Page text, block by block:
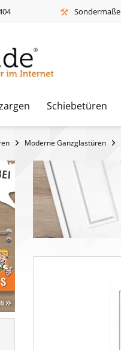
Schiebetüren
Moderne Ganzglastüren